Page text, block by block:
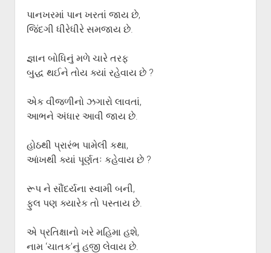
ગુજરાતી ગઝલો
ગીત, પ્રાર્થના અને ભજન
વધુ માહિતી
આપના પ્રતિભાવો
આપની રચનાઓ
પાનખરમાં પાન ખરતાં જાય છે,
જિંદગી ધીરેધીરે સમજાય છે.
જ્ઞાન બોધિનું મળે ચારે તરફ
બુદ્ધ થઈને તોય ક્યાં રહેવાય છે ?
એક વીજળીનો ઝગારો લાવતાં,
આભને અંધાર આવી જાય છે.
હોઠથી પ્રારંભ પામેલી કથા,
આંખથી ક્યાં પૂર્ણતઃ કહેવાય છે ?
રૂપ ને સૌંદર્યના સ્વામી બની,
ફુલ પણ ક્યારેક તો પસ્તાય છે.
એ પ્રતિક્ષાનો ખરે મહિમા હશે,
નામ ‘ચાતક’નું હજી લેવાય છે.